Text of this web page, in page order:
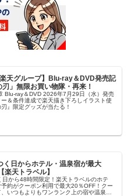
楽天グループ】Blu-ray＆DVD発売記
」無限お買い物隊・再来！
Blu-ray＆DVD 2026年7月29日（水）発売
＆条件達成で楽天描き下ろしイラスト使
』限定グッズが当たる！
く日からホテル・温泉宿が最大
楽天トラベル】
日から48時間限定！楽天トラベルのホテ
約がクーポン利用で最大20％OFF！クー
いつもよりもワンランク上の宿や温泉宿